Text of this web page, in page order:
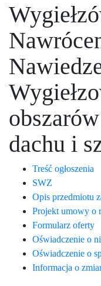
dachu i
Treść ogłoszenia
SWZ
Opis przedmiotu
Projekt umowy o
Formularz oferty
Oświadczenie o
Oświadczenie o
Informacja o